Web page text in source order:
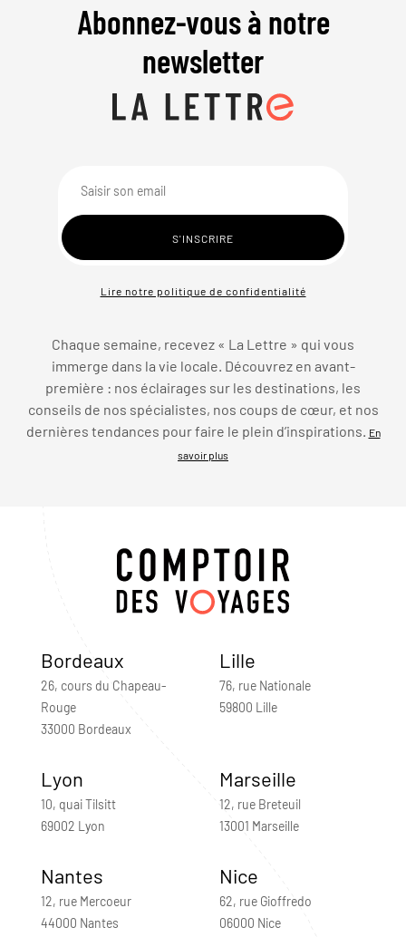
Abonnez-vous à notre
newsletter
Lire notre politique de confidentialité
Chaque semaine, recevez « La Lettre » qui vous
immerge dans la vie locale. Découvrez en avant-
première : nos éclairages sur les destinations, les
conseils de nos spécialistes, nos coups de cœur, et nos
dernières tendances pour faire le plein d’inspirations.
En
savoir plus
Bordeaux
26, cours du Chapeau-
Rouge
33000 Bordeaux
Lille
76, rue Nationale
59800 Lille
Lyon
10, quai Tilsitt
69002 Lyon
Marseille
12, rue Breteuil
13001 Marseille
Nantes
12, rue Mercoeur
44000 Nantes
Nice
62, rue Gioffredo
06000 Nice